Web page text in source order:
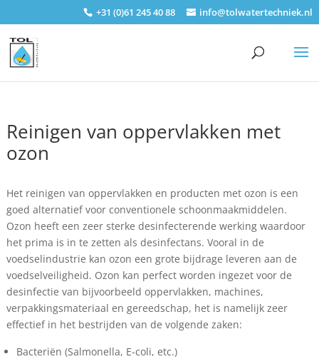
+31 (0)61 245 40 88 info@tolwatertechniek.nl
Reinigen van oppervlakken met
ozon
Het reinigen van oppervlakken en producten met ozon is een
goed alternatief voor conventionele schoonmaakmiddelen.
Ozon heeft een zeer sterke desinfecterende werking waardoor
het prima is in te zetten als desinfectans. Vooral in de
voedselindustrie kan ozon een grote bijdrage leveren aan de
voedselveiligheid. Ozon kan perfect worden ingezet voor de
desinfectie van bijvoorbeeld oppervlakken, machines,
verpakkingsmateriaal en gereedschap, het is namelijk zeer
effectief in het bestrijden van de volgende zaken:
Bacteriën (Salmonella, E-coli, etc.)